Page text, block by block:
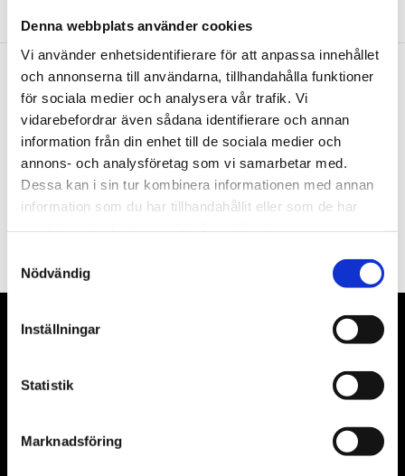
Denna webbplats använder cookies
Vi använder enhetsidentifierare för att anpassa innehållet
och annonserna till användarna, tillhandahålla funktioner
för sociala medier och analysera vår trafik. Vi
vidarebefordrar även sådana identifierare och annan
information från din enhet till de sociala medier och
annons- och analysföretag som vi samarbetar med.
Dessa kan i sin tur kombinera informationen med annan
information som du har tillhandahållit eller som de har
Nödvändig
Inställningar
Statistik
Marknadsföring
Nyhetsbrev
PRENUMERERA
VÅRA LEVERANTÖRER
Våra främsta leverantörer är KS Tools verktyg, ATH billyftar
& däckmaskiner och Master luftmaskiner. Kontakta oss
gärna om vad som helst då vi gör vårt yttersta för att hjälpa
kunden.